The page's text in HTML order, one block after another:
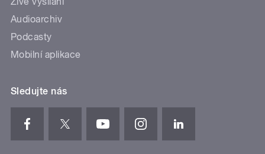
Audioarchiv
Podcasty
Mobilní aplikace
Sledujte nás